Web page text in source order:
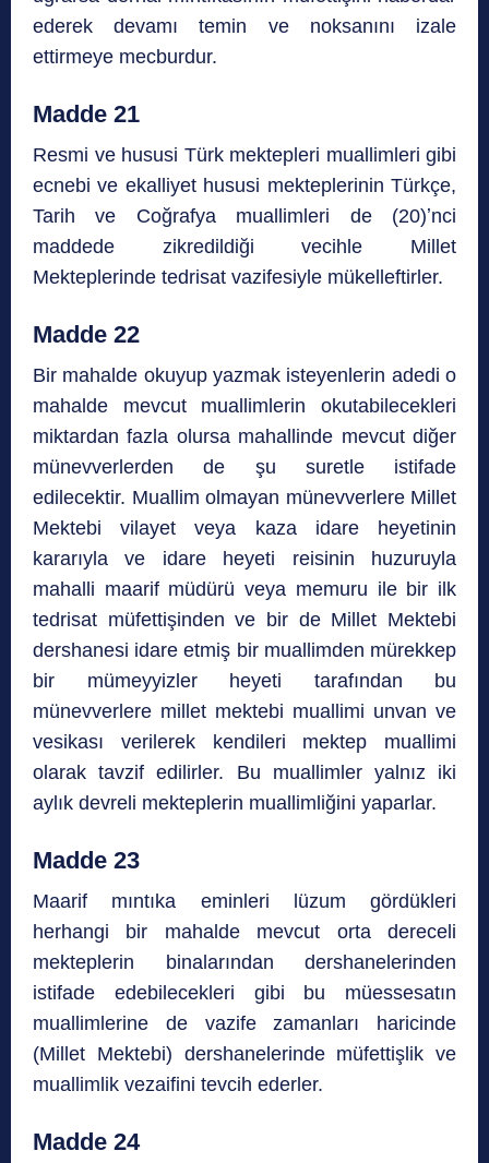
ederek devamı temin ve noksanını izale
ettirmeye mecburdur.
Madde 21
Resmi ve hususi Türk mektepleri muallimleri gibi
ecnebi ve ekalliyet hususi mekteplerinin Türkçe,
Tarih ve Coğrafya muallimleri de (20)ʼnci
maddede zikredildiği vecihle Millet
Mekteplerinde tedrisat vazifesiyle mükelleftirler.
Madde 22
Bir mahalde okuyup yazmak isteyenlerin adedi o
mahalde mevcut muallimlerin okutabilecekleri
miktardan fazla olursa mahallinde mevcut diğer
münevverlerden de şu suretle istifade
edilecektir. Muallim olmayan münevverlere Millet
Mektebi vilayet veya kaza idare heyetinin
kararıyla ve idare heyeti reisinin huzuruyla
mahalli maarif müdürü veya memuru ile bir ilk
tedrisat müfettişinden ve bir de Millet Mektebi
dershanesi idare etmiş bir muallimden mürekkep
bir mümeyyizler heyeti tarafından bu
münevverlere millet mektebi muallimi unvan ve
vesikası verilerek kendileri mektep muallimi
olarak tavzif edilirler. Bu muallimler yalnız iki
aylık devreli mekteplerin muallimliğini yaparlar.
Madde 23
Maarif mıntıka eminleri lüzum gördükleri
herhangi bir mahalde mevcut orta dereceli
mekteplerin binalarından dershanelerinden
istifade edebilecekleri gibi bu müessesatın
muallimlerine de vazife zamanları haricinde
(Millet Mektebi) dershanelerinde müfettişlik ve
muallimlik vezaifini tevcih ederler.
Madde 24